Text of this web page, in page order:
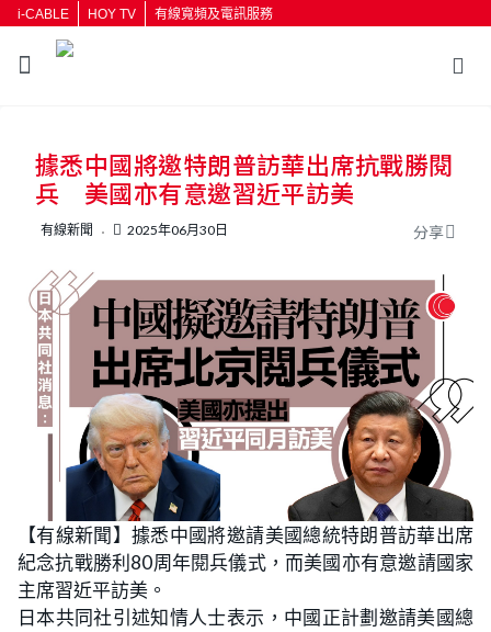
i-CABLE HOY TV 有線寬頻及電訊服務
按輸入鍵開始搜尋
據悉中國將邀特朗普訪華出席抗戰勝閱
兵 美國亦有意邀習近平訪美
有線新聞 2025年06月30日 分享
【有線新聞】據悉中國將邀請美國總統特朗普訪華出席
紀念抗戰勝利80周年閱兵儀式，而美國亦有意邀請國家
主席習近平訪美。
日本共同社引述知情人士表示，中國正計劃邀請美國總